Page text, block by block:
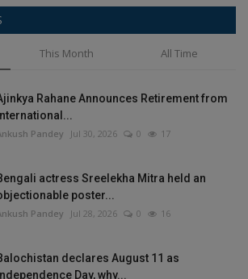
This Month All Time
Rahane Announces Retirement from
International...
Pandey Jul 30, 2026 0 17
actress Sreelekha Mitra held an
poster...
Pandey Jul 28, 2026 0 16
declares August 11 as
Independence Day, why...